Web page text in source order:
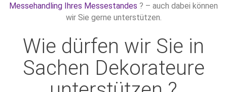
Messehandling Ihres Messestandes ? – auch dabei können
wir Sie gerne unterstützen.
Wie dürfen wir Sie in
Sachen Dekorateure